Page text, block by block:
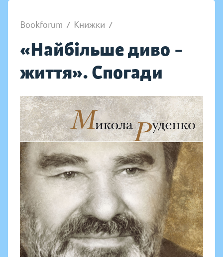
Bookforum / Книжки /
«Найбільше диво –
життя». Спогади